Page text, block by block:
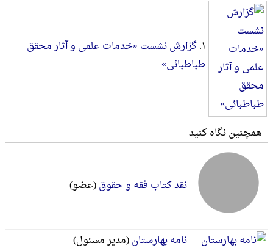
۱. گزارش نشست «خدمات علمی و آثار محقق
طباطبائی»
همچنین نگاه کنید
نقد کتاب فقه و حقوق(عضو)
نامه بهارستان(مدير مسئول)